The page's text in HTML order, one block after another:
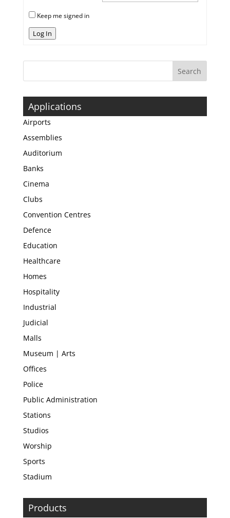
Keep me signed in
Log In
Applications
Airports
Assemblies
Auditorium
Banks
Cinema
Clubs
Convention Centres
Defence
Education
Healthcare
Homes
Hospitality
Industrial
Judicial
Malls
Museum | Arts
Offices
Police
Public Administration
Stations
Studios
Worship
Sports
Stadium
Products